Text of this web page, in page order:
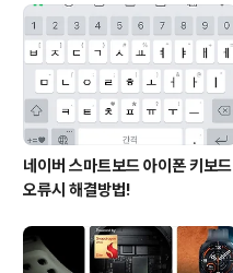
사용 후기
네이버 스마트보드 아이폰 키보드
오류시 해결방법!